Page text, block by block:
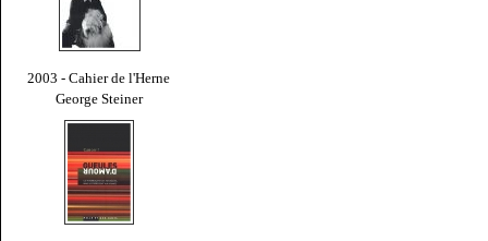
2003 - Cahier de l'Herne
George Steiner